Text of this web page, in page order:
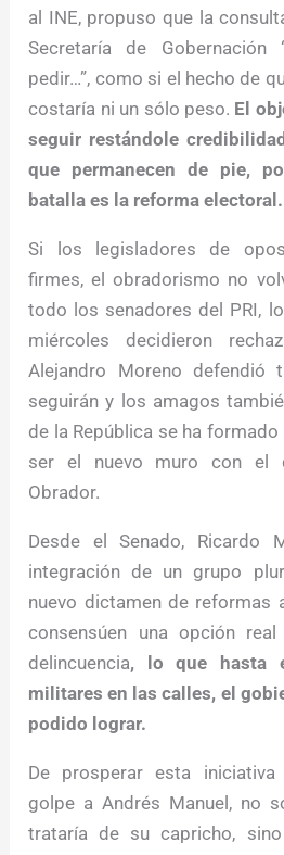
al INE, propuso que la
Secretaría de
pedir…”, como si el hecho de
costaría ni un sólo peso. El
seguir restándole
que permanecen de pie,
batalla es la reforma electoral.
Si los legisladores de
firmes, el obradorismo no
todo los senadores del PRI,
miércoles decidieron
Alejandro Moreno defendió
seguirán y los amagos
de la República se ha
ser el nuevo muro con el
Obrador.
Desde el Senado, Ricardo
integración de un grupo
nuevo dictamen de reformas
consensúen una opción
delincuencia, lo que hasta
militares en las calles, el
podido lograr.
De prosperar esta
golpe a Andrés Manuel, no
trataría de su capricho,